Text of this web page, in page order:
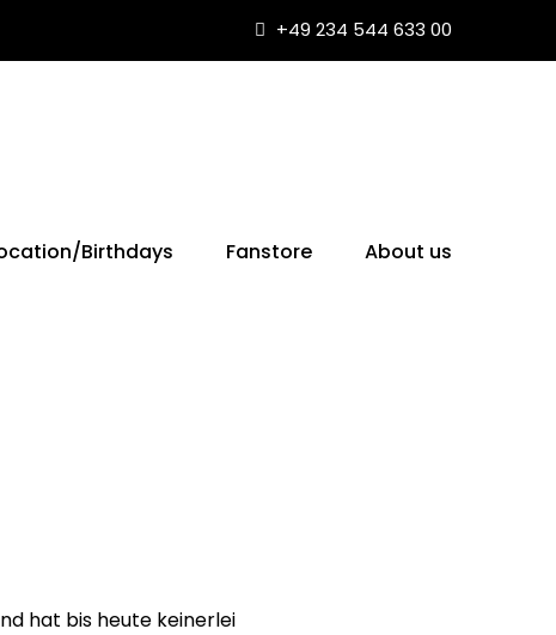
+49 234 544 633 00
Birthdays Fanstore About us
hat bis heute keinerlei